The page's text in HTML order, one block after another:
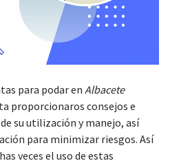
para podar en Albacete
proporcionaros consejos e
su utilización y manejo, así
para minimizar riesgos. Así
veces el uso de estas